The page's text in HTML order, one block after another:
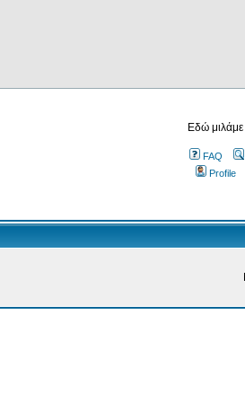
Εδώ
FAQ
Profile